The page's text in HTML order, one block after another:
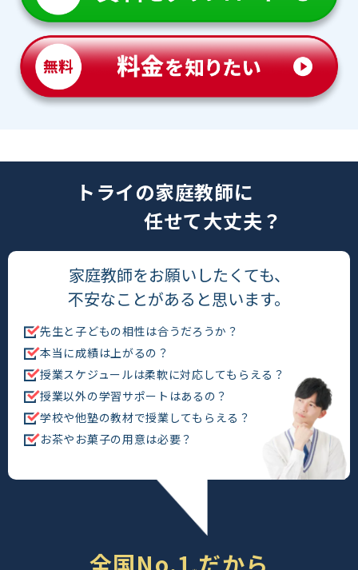
トライの家庭教師に
任せて大丈夫？
家庭教師をお願いしたくても、
不安なことがあると思います。
先生と子どもの相性は合うだろうか？
本当に成績は上がるの？
授業スケジュールは柔軟に対応してもらえる？
授業以外の学習サポートはあるの？
学校や他塾の教材で授業してもら える？
お茶やお菓子の用意は必要？
全国No.1 だから